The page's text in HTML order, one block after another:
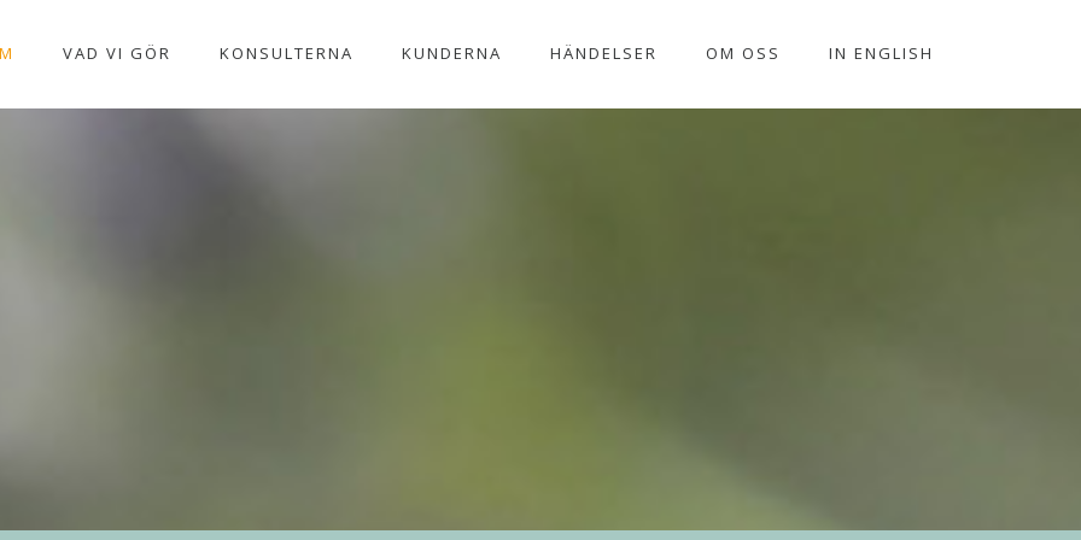
VAD VI GÖR KONSULTERNA KUNDERNA HÄNDELSER OM OSS IN ENGLISH